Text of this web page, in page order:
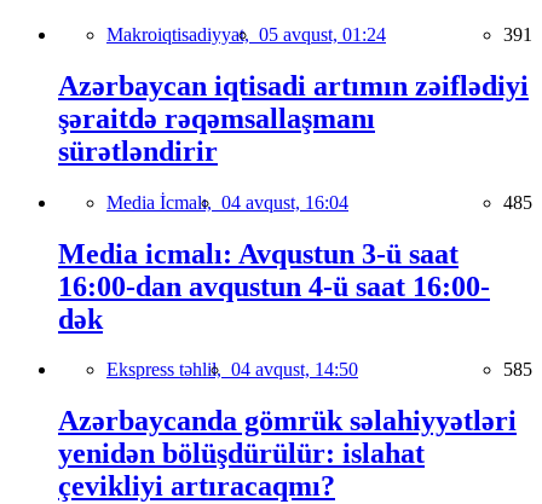
Makroiqtisadiyyat, 05 avqust, 01:24 391
Azərbaycan iqtisadi artımın zəiflədiyi
şəraitdə rəqəmsallaşmanı
sürətləndirir
Media İcmalı, 04 avqust, 16:04 485
Media icmalı: Avqustun 3-ü saat
16:00-dan avqustun 4-ü saat 16:00-
dək
Ekspress təhlil, 04 avqust, 14:50 585
Azərbaycanda gömrük səlahiyyətləri
yenidən bölüşdürülür: islahat
çevikliyi artıracaqmı?